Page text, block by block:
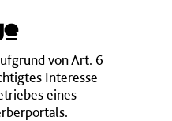
von Art. 6
Interesse
eines